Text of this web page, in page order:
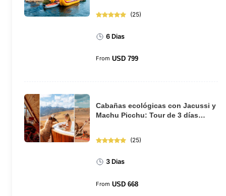
(25)
6 Dias
From USD 799
Cabañas ecológicas con Jacussi y
Machu Picchu: Tour de 3 días
(25)
3 Dias
From USD 668